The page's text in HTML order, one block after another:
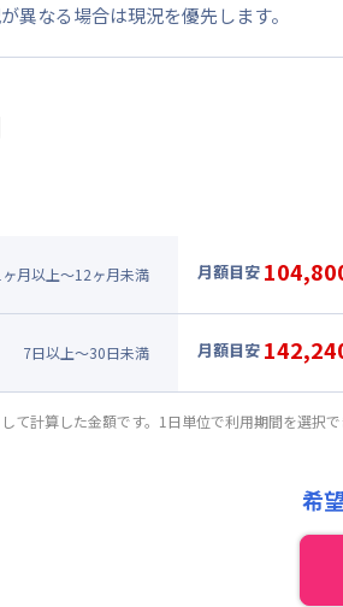
異なる場合は現況を優先します。
ヶ月以上～12ヶ月未満 月額目安
77,400円/
光熱費他 :
清掃料他 :
火災保険料:
事務手数料 :
7日以上～30日未満 月額目安
月額賃料目安(30
て計算した金額です。1日単位で利用期間を選択
希